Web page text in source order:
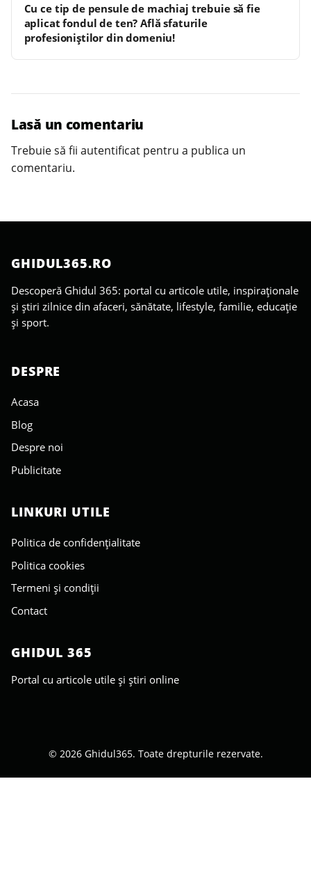
Cu ce tip de pensule de machiaj trebuie să fie
aplicat fondul de ten? Află sfaturile
profesioniștilor din domeniu!
Lasă un comentariu
Trebuie să fii autentificat pentru a publica un
comentariu.
GHIDUL365.RO
Descoperă Ghidul 365: portal cu articole utile, inspiraționale
și știri zilnice din afaceri, sănătate, lifestyle, familie, educație
și sport.
DESPRE
Acasa
Blog
Despre noi
Publicitate
LINKURI UTILE
Politica de confidențialitate
Politica cookies
Termeni și condiții
Contact
GHIDUL 365
Portal cu articole utile și știri online
© 2026 Ghidul365. Toate drepturile rezervate.